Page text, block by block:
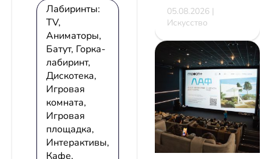
Лабиринты:
TV,
Аниматоры,
Батут, Горка-
лабиринт,
Дискотека,
Игровая
комната,
Игровая
площадка,
Интерактивы,
Кафе,
05.08.2026 |
Искусство